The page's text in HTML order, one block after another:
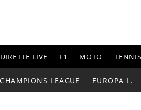
DIRETTE LIVE F1 MOTO TENNIS
CHAMPIONS LEAGUE EUROPA L.